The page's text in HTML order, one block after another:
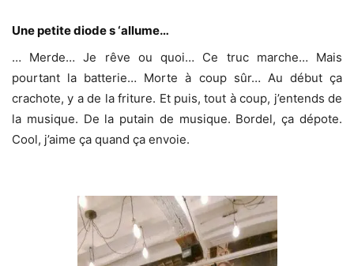
Une petite diode s ‘allume…
… Merde… Je rêve ou quoi… Ce truc marche… Mais
pourtant la batterie… Morte à coup sûr… Au début ça
crachote, y a de la friture. Et puis, tout à coup, j’entends de
la musique. De la putain de musique. Bordel, ça dépote.
Cool, j’aime ça quand ça envoie.